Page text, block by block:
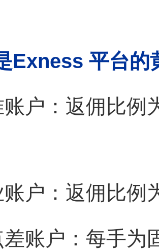
Exness 平台的
账户：返佣比例
账户：返佣比例
差账户：每手为